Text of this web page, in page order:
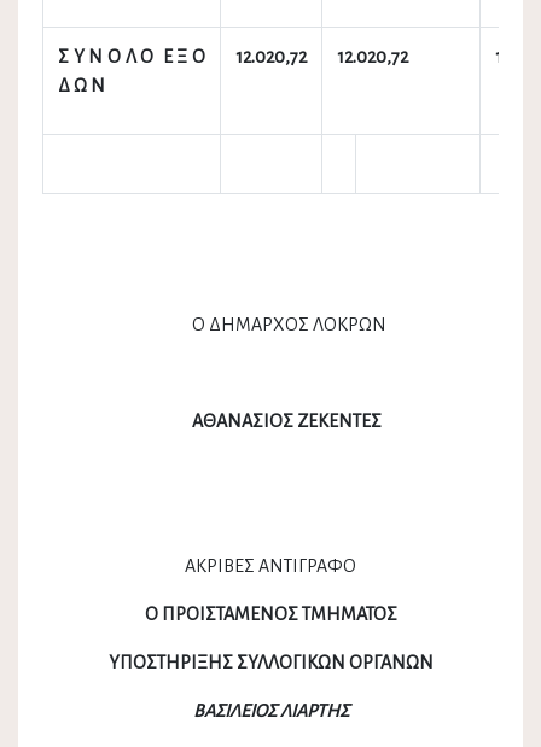
Σ Υ Ν Ο Λ Ο Ε Ξ Ο
Δ Ω Ν
12.020,72 12.020,72
Ο ΔΗΜΑΡΧΟΣ ΛΟΚΡΩΝ
ΑΘΑΝΑΣΙΟΣ ΖΕΚΕΝΤΕΣ
ΑΚΡΙΒΕΣ ΑΝΤΙΓΡΑΦΟ
Ο ΠΡΟΙΣΤΑΜΕΝΟΣ ΤΜΗΜΑΤΟΣ
ΥΠΟΣΤΗΡΙΞΗΣ ΣΥΛΛΟΓΙΚΩΝ ΟΡΓΑΝΩΝ
ΒΑΣΙΛΕΙΟΣ ΛΙΑΡΤΗΣ